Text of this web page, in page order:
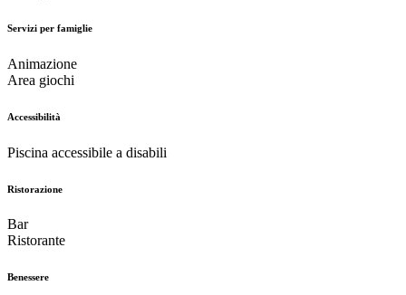
Servizi per famiglie
Animazione
Area giochi
Accessibilità
Piscina accessibile a disabili
Ristorazione
Bar
Ristorante
Benessere